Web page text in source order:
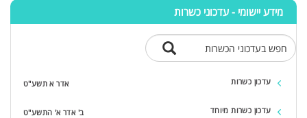
מידע יישומי - עדכוני כשרות
חפש בעדכוני הכשרות
אדר א תשע"ט עדכון כשרות
ב' אדר א' התשע"ט עדכון כשרות מיוחד